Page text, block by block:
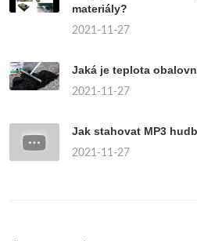
materiály?
2021-11-27
Jaká je teplota
2021-11-27
Jak stahovat MP3
2021-11-27